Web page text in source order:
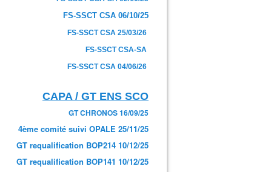
FS-SSCT CSA 06/10/25
FS-SSCT CSA 25/03/26
FS-SSCT CSA-SA
FS-SSCT CSA 04/06/26
CAPA / GT ENS SCO
GT CHRONOS 16/09/25
4ème comité suivi OPALE 25/11/25
GT requalification BOP214 10/12/25
GT requalification BOP141 10/12/25